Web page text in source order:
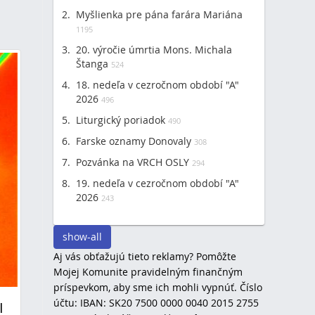
Myšlienka pre pána farára Mariána
1195
20. výročie úmrtia Mons. Michala
Štanga 524
18. nedeľa v cezročnom období "A"
2026 496
Liturgický poriadok 490
Farske oznamy Donovaly 308
Pozvánka na VRCH OSLY 294
19. nedeľa v cezročnom období "A"
2026 243
show-all
Aj vás obťažujú tieto reklamy? Pomôžte
Mojej Komunite pravidelným finančným
príspevkom, aby sme ich mohli vypnúť. Číslo
účtu: IBAN: SK20 7500 0000 0040 2015 2755